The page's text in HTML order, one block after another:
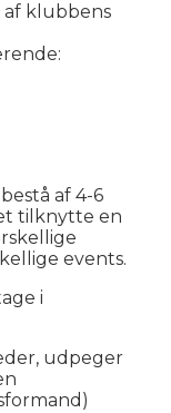
klubbens
af 4-6
tilknytte en
events.
i
udpeger